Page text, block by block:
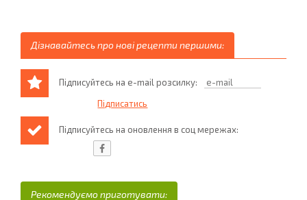
Дізнавайтесь про нові рецепти першими:
Підписуйтесь на e-mail розсилку:
Підписуйтесь на оновлення в соц мережах:
Рекомендуємо приготувати: